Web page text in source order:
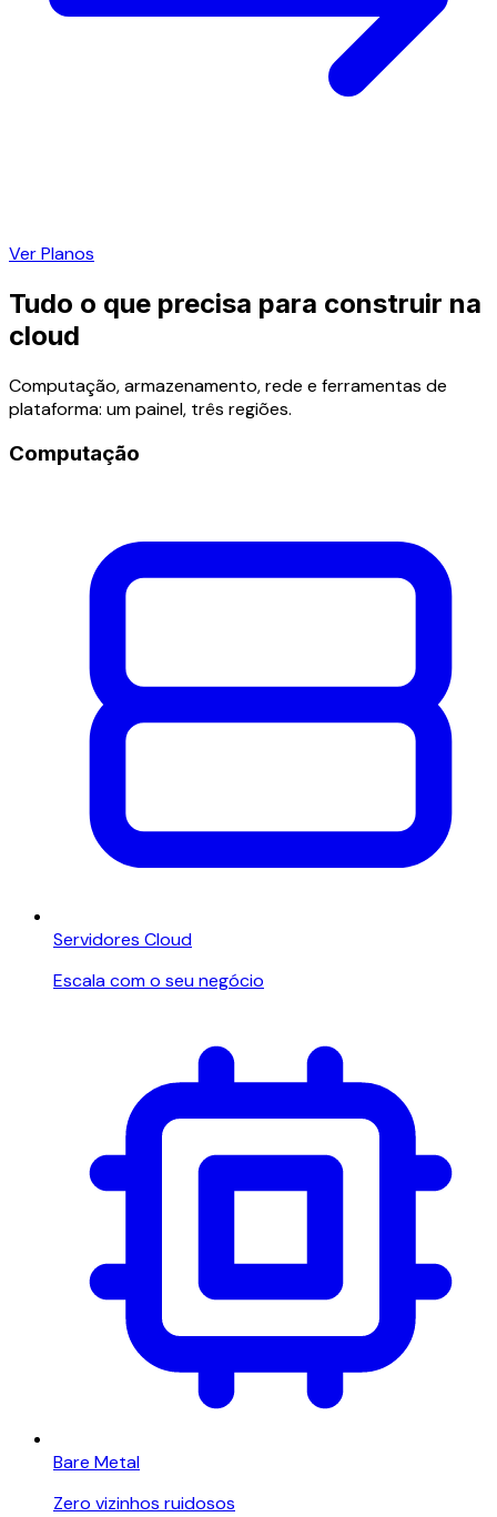
Ver Planos
Tudo o que precisa para construir na
cloud
Computação, armazenamento, rede e ferramentas de
plataforma: um painel, três regiões.
Computação
Servidores Cloud
Escala com o seu negócio
Bare Metal
Zero vizinhos ruidosos